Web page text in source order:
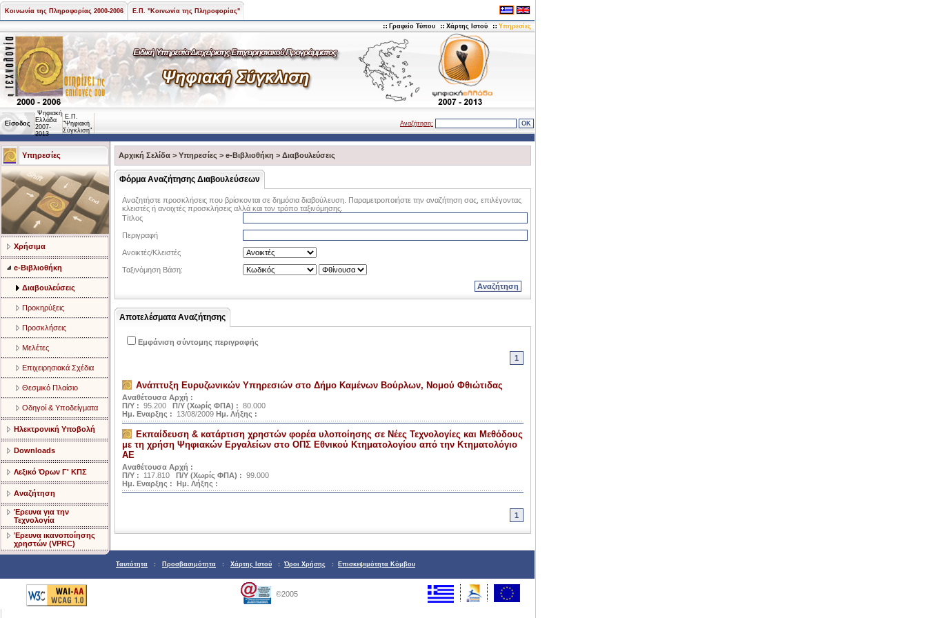
Κοινωνία της Πληροφορίας 2000-2006 Ε.Π. "Κοινωνία της Πληροφορίας"
Γραφείο Τύπου Χάρτης Ιστού Υπηρεσίες
Είσοδος
Ψηφιακή
Ελλάδα
2007-
2013
Ε.Π.
"Ψηφιακή
Σύγκλιση"
Αναζήτηση:
Υπηρεσίες
Χρήσιμα
e-Βιβλιοθήκη
Διαβουλεύσεις
Προκηρύξεις
Προσκλήσεις
Μελέτες
Επιχειρησιακά Σχέδια
Θεσμικό Πλαίσιο
Οδηγοί & Υποδείγματα
Ηλεκτρονική Υποβολή
Downloads
Λεξικό Όρων Γ' ΚΠΣ
Αναζήτηση
Έρευνα για την
Τεχνολογία
Έρευνα ικανοποίησης
χρηστών (VPRC)
Αρχική Σελίδα > Υπηρεσίες > e-Βιβλιοθήκη > Διαβουλεύσεις
Φόρμα Αναζήτησης Διαβουλεύσεων
Αναζητήστε προσκλήσεις που βρίσκονται σε δημόσια διαβούλευση. Παραμετροποιήστε την αναζήτηση σας, επιλέγοντας
κλειστές ή ανοιχτές προσκλήσεις αλλά και τον τρόπο ταξινόμησης.
Τίτλος
Περιγραφή
Ανοικτές/Κλειστές
Ταξινόμηση Βάση:
Αποτελέσματα Αναζήτησης
Εμφάνιση σύντομης περιγραφής
1
Ανάπτυξη Ευρυζωνικών Υπηρεσιών στο Δήμο Καμένων Βούρλων, Νομού Φθιώτιδας
Αναθέτουσα Αρχή :
Π/Υ : 95.200 Π/Υ (Χωρίς ΦΠΑ) : 80.000
Ημ. Εναρξης :
13/08/2009 Ημ. Λήξης :
Εκπαίδευση & κατάρτιση χρηστών φορέα υλοποίησης σε Νέες Τεχνολογίες και Μεθόδους
με τη χρήση Ψηφιακών Εργαλείων στο ΟΠΣ Εθνικού Κτηματολογίου από την Κτηματολόγιο
ΑΕ
Αναθέτουσα Αρχή :
Π/Υ :
117.810 Π/Υ (Χωρίς ΦΠΑ) : 99.000
Ημ. Εναρξης : Ημ. Λήξης :
1
Ταυτότητα : Προσβασιμότητα : Χάρτης Ιστού : Όροι Χρήσης : Επισκεψιμότητα Κόμβου
©2005